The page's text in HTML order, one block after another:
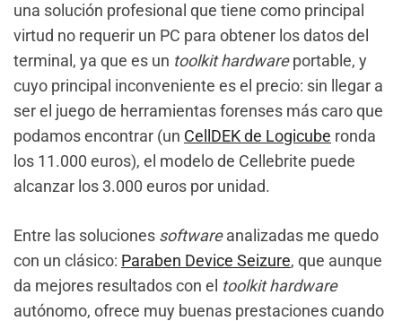
una solución profesional que tiene como principal
virtud no requerir un PC para obtener los datos del
terminal, ya que es un toolkit hardwareportable, y
cuyo principal inconveniente es el precio: sin llegar a
ser el juego de herramientas forenses más caro que
podamos encontrar (un CellDEK de Logicube ronda
los 11.000 euros), el modelo de Cellebrite puede
alcanzar los 3.000 euros por unidad.
Entre las soluciones softwareanalizadas me quedo
con un clásico: Paraben Device Seizure, que aunque
da mejores resultados con el toolkit hardware
autónomo, ofrece muy buenas prestaciones cuando